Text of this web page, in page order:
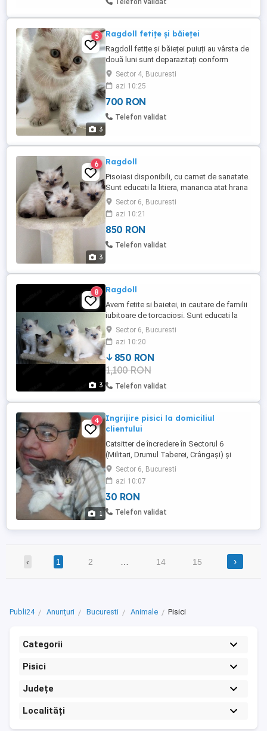
Telefon validat
3
5 Ragdoll fetițe și băieței
Ragdoll fetițe și băieței puiuți au vârsta de
două luni sunt deparazitați conform
vârstei mănâncă bobițe și hrană umedă
pentru juniori pentru cei interesați îmi
puteți scrie și vă răspund la mesaje.
Sector 4, Bucuresti
azi 10:25
700 RON
Telefon validat
3
6 Ragdoll
Pisoiasi disponibili, cu carnet de sanatate.
Sunt educati la litiera, mananca atat hrana
umeda, cat si ucata. Suntem in cautare de
familii care doresc un nou membru.
Sector 6, Bucuresti
azi 10:21
850 RON
Telefon validat
3
8 Ragdoll
Avem fetite si baietei, in cautare de familii
iubitoare de torcaciosi. Sunt educati la
litiera. Au carnet de sanatate.
Sector 6, Bucuresti
azi 10:20
850 RON
1,100 RON
Telefon validat
1
4
Ingrijire pisici la domiciliul
clientului
Catsitter de încredere în Sectorul 6
(Militari, Drumul Taberei, Crângași) și
restul Bucureștiului Bună tuturor! Dacă
plecați în concediu, în delegație sau aveți
un weekend prelungit și nu vreți să
schimbați mediul pisicii voastre, vin eu în
vizită să am grijă de ea, direct la voi
Sector 6, Bucuresti
azi 10:07
30 RON
Telefon validat
‹ 1 2 14 15 ›
Publi24 Anunțuri Bucuresti Animale Pisici
Categorii
Pisici
Județe
Localități